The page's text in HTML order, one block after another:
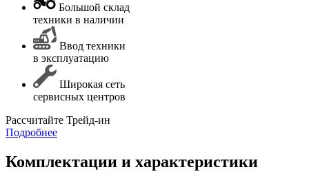
Большой склад
техники в наличии
Ввод техники
в эксплуатацию
Широкая сеть
сервисных центров
Раcсчитайте Трейд-ин
Подробнее
Комплектации и характеристики